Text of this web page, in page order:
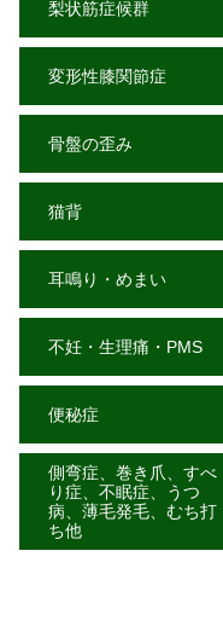
梨状筋症候群
変形性膝関節症
骨盤の歪み
猫背
耳鳴り・めまい
不妊・生理痛・PMS
便秘症
側弯症、巻き爪、すべ
り症、不眠症、うつ
病、薄毛発毛、むち打
ち他